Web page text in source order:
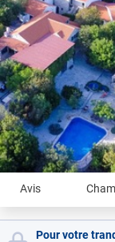
Avis
Pour votre